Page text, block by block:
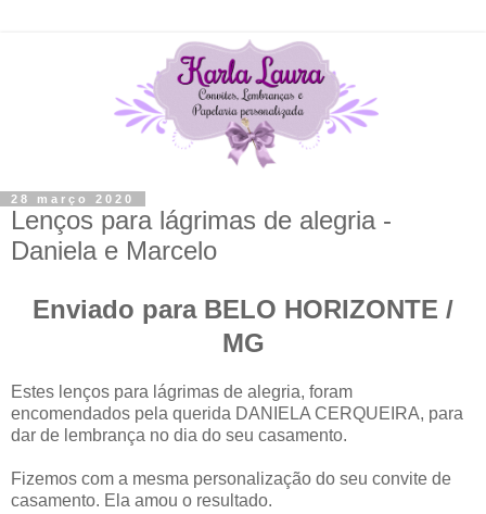
28 março 2020
Lenços para lágrimas de alegria -
Daniela e Marcelo
Enviado para BELO HORIZONTE /
MG
Estes lenços para lágrimas de alegria, foram
encomendados pela querida DANIELA CERQUEIRA, para
dar de lembrança no dia do seu casamento.
Fizemos com a mesma personalização do seu convite de
casamento. Ela amou o resultado.